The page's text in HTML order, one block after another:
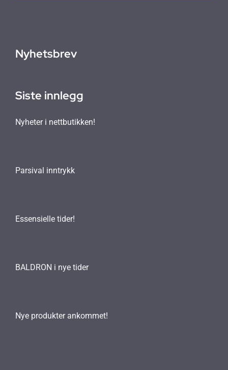
Nyhetsbrev
Siste innlegg
Nyheter i nettbutikken!
Parsival inntrykk
Essensielle tider!
BALDRON i nye tider
Nye produkter ankommet!